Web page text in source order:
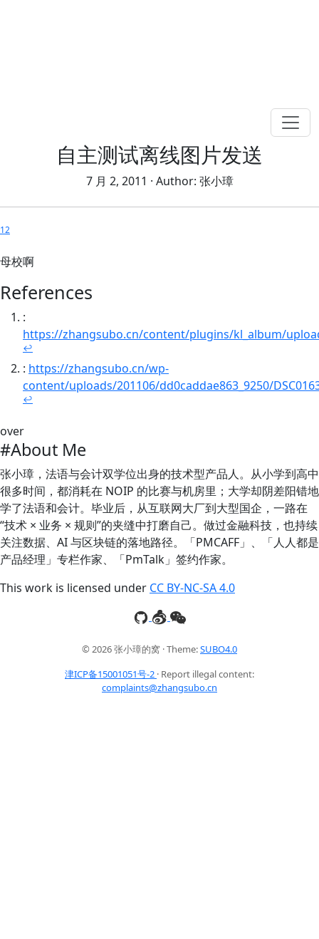
自主测试离线图片发送
7 月 2, 2011 · Author: 张小璋
12
母校啊
References
:
https://zhangsubo.cn/content/plugins/kl_album/
↩
: https://zhangsubo.cn/wp-
content/uploads/201106/dd0caddae863_9250/
↩
over
#About Me
张小璋，法语与会计双学位出身的技术型产品人。从小学到高中
很多时间，都消耗在 NOIP 的比赛与机房里；大学却阴差阳错地
学了法语和会计。毕业后，从互联网大厂到大型国企，一路在
“技术 × 业务 × 规则”的夹缝中打磨自己。做过金融科技，也持续
关注数据、AI 与区块链的落地路径。「PMCAFF」、「人人都是
产品经理」专栏作家、「PmTalk」签约作家。
This work is licensed under CC BY-NC-SA 4.0
© 2026 张小璋的窝 · Theme:SUBO4.0
津ICP备15001051号-2 · Report illegal content:
complaints@zhangsubo.cn